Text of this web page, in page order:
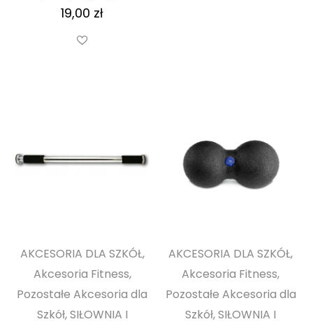
19,00 zł
AKCESORIA DLA SZKÓŁ,
Akcesoria Fitness,
Pozostałe Akcesoria dla
Szkół, SIŁOWNIA I
AKCESORIA DLA SZKÓŁ,
Akcesoria Fitness,
Pozostałe Akcesoria dla
Szkół, SIŁOWNIA I